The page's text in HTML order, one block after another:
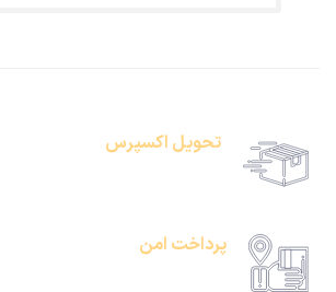
تحویل اکسپرس
پرداخت امن